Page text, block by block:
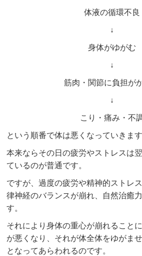
体液の循環不良
↓
身体がゆがむ
↓
筋肉・関節に負担が
↓
こり・痛み・不
という順番で体は悪くなっていきます
本来ならその日の疲労やストレスは
ているのが普通です。
ですが、過度の疲労や精神的ストレ
律神経のバランスが崩れ、自然治癒
す。
それにより身体の重心が崩れること
が悪くなり、それが体全体をゆがま
となってあらわれるのです。